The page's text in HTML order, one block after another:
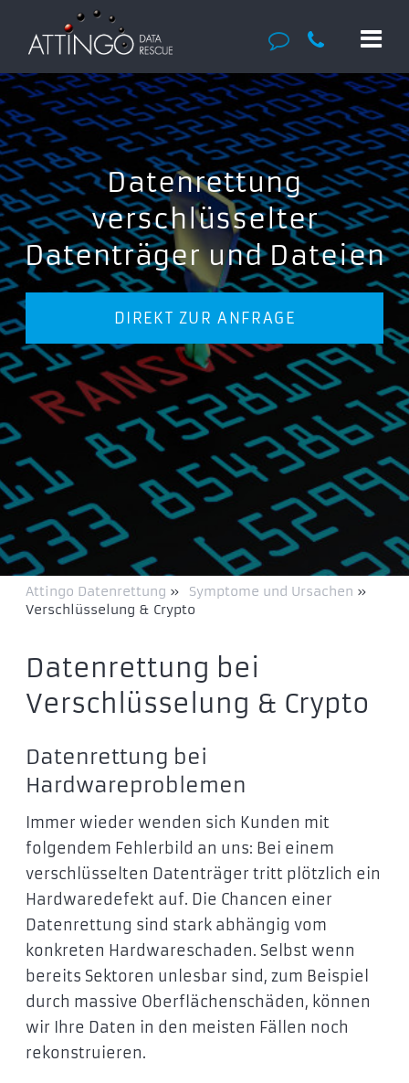
Datenrettung
verschlüsselter
Datenträger und Dateien
DIREKT ZUR ANFRAGE
Attingo Datenrettung » Symptome und Ursachen »
Verschlüsselung & Crypto
Datenrettung bei
Verschlüsselung & Crypto
Datenrettung bei
Hardwareproblemen
Immer wieder wenden sich Kunden mit
folgendem Fehlerbild an uns: Bei einem
verschlüsselten Datenträger tritt plötzlich ein
Hardwaredefekt auf. Die Chancen einer
Datenrettung sind stark abhängig vom
konkreten Hardwareschaden. Selbst wenn
bereits Sektoren unlesbar sind, zum Beispiel
durch massive Oberflächenschäden, können
wir Ihre Daten in den meisten Fällen noch
rekonstruieren.